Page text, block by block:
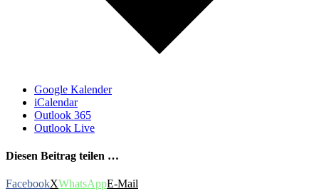
Google Kalender
iCalendar
Outlook 365
Outlook Live
Diesen Beitrag teilen …
FacebookXWhatsAppE-Mail